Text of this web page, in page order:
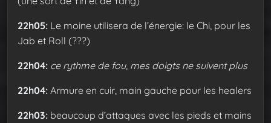
22h05: Le moine utilisera de l’énergie: le Chi, pour les
Jab et Roll (???)
22h04: ce rythme de fou, mes doigts ne suivent plus
22h04: Armure en cuir, main gauche pour les healers
22h03: beaucoup d’attaques avec les pieds et mains